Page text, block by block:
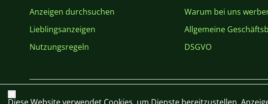
Anzeigen durchsuchen
Lieblingsanzeigen
Nutzungsregeln
Warum bei uns
Allgemeine
DSGVO
Schließen